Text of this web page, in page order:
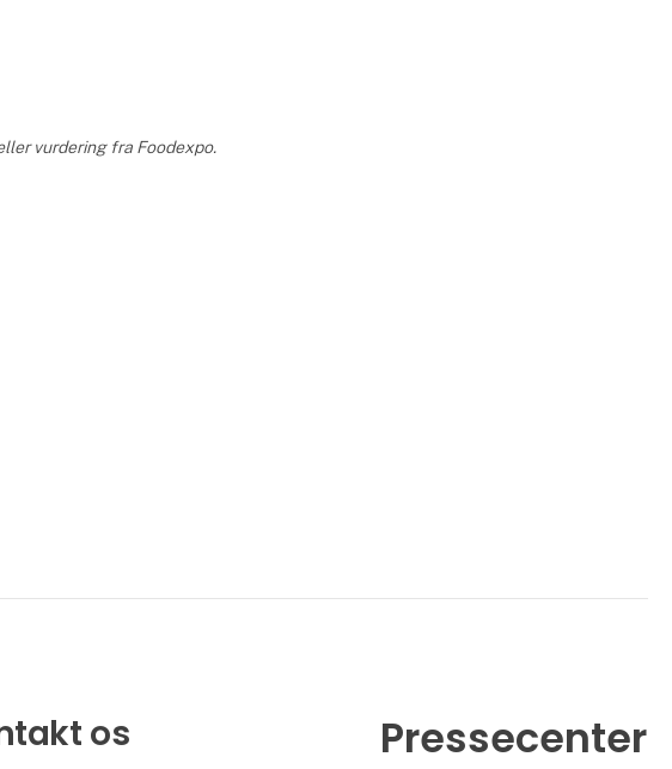
vurdering fra Foodexpo.
os
Pressecenter